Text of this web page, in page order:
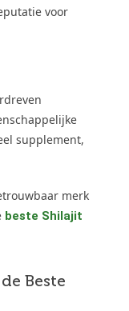
voor
supplement,
merk
beste Shilajit
Beste